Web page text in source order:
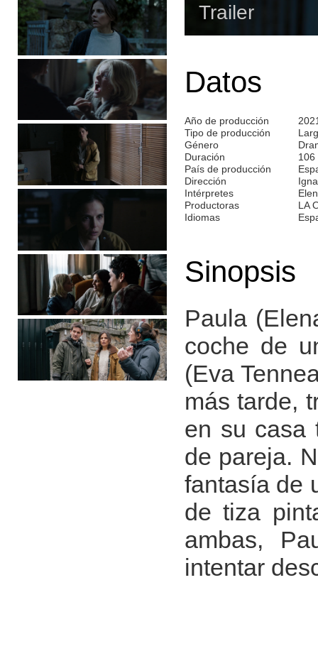
Trailer
Datos
Año de producción
Tipo de producción
Género
Duración
106
País de producción
Dirección
Intérpretes
Productoras
LA
Idiomas
Sinopsis
Paula
coche de
(Eva
más tarde,
en su casa
de pareja.
fantasía de
de tiza
ambas,
intentar